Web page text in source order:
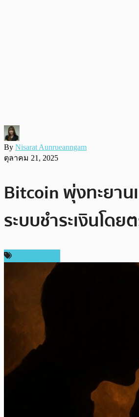
By Nisarat Aunrueanngam
ตุลาคม 21, 2025
Bitcoin พุ่งทะยาน
ระบบชำระเงินโดย